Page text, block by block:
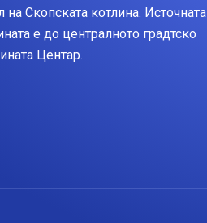
на Скопската котлина. Источната
е до централното градтско
Центар.